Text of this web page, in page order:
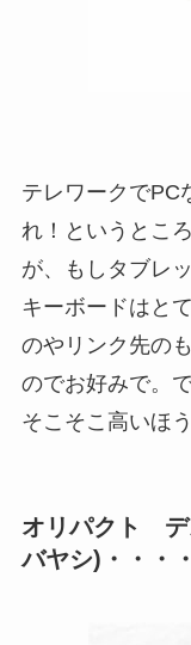
テレワークでPC
れ！というとこ
が、もしタブレ
キーボードはと
のやリンク先の
のでお好みで。
そこそこ高いほ
オリパクト
バヤシ)・・・